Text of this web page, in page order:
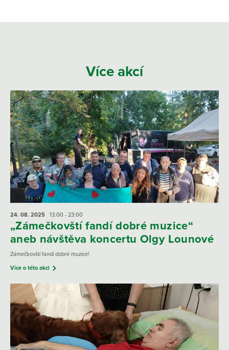
Více akcí
24. 08. 2025 13:00 - 23:00
„Zámečkovští fandí dobré muzice“
aneb návštěva koncertu Olgy Lounové
Zámečkovští fandí dobré muzice!
Více o této akci